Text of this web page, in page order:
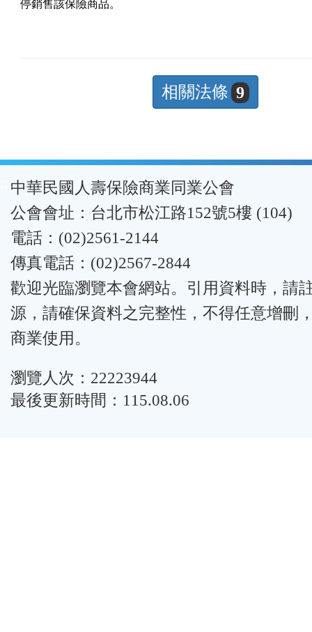
停銷售該保險商品。
相關法條 9
:::中華民國人壽保險商業同業公會
公會會址：台北市松江路152號5樓 (104)
電話：(02)2561-2144
傳真電話：(02)2567-2844
歡迎光臨瀏覽本會網站。引用資料時，請
源，請確保資料之完整性，不得任意增刪
商業使用。
瀏覽人次：22223944
最後更新時間：115.08.06